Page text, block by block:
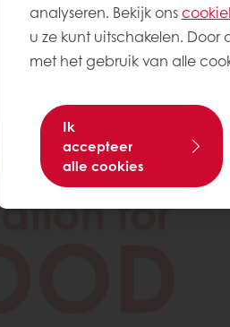
analyseren. Bekijk ons ​​
u ze kunt uitschakelen.
met het gebruik van alle
Ik
accepteer
alle cookies